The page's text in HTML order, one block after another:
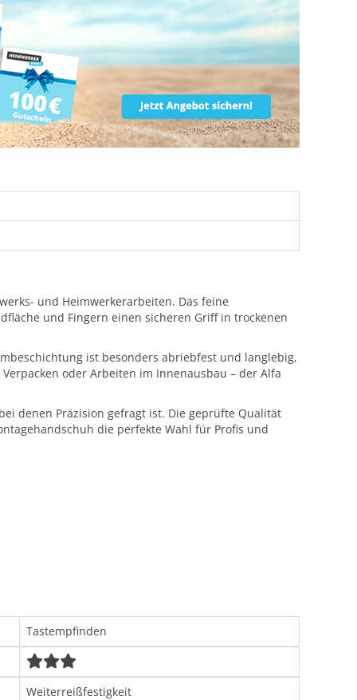
und Heimwerkerarbeiten. Das feine
und Fingern einen sicheren Griff in trockenen
ist besonders abriebfest und langlebig,
oder Arbeiten im Innenausbau – der Alfa
denen Präzision gefragt ist. Die geprüfte Qualität
die perfekte Wahl für Profis und
Tastempfinden
Weiterreißfestigkeit